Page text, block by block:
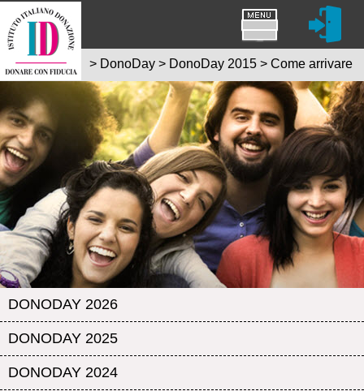
DONODAY 2026
DONODAY 2025
DONODAY 2024
> DonoDay > DonoDay 2015 > Come arrivare